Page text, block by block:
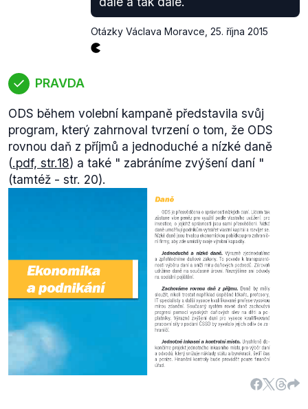
Otázky Václava Moravce 25. října 2015
PRAVDA
ODS během volební kampaně představila svůj
program, který zahrnoval tvrzení o tom, že ODS
rovnou daň z příjmů a jednoduché a nízké daně
(.pdf, str.18) a také " zabráníme zvýšení daní "
(tamtéž - str. 20).